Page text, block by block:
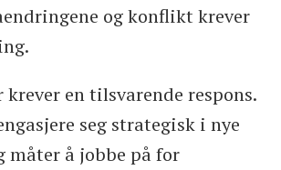
og konflikt krever
krever en tilsvarende respons.
seg strategisk i nye
måter å jobbe på for